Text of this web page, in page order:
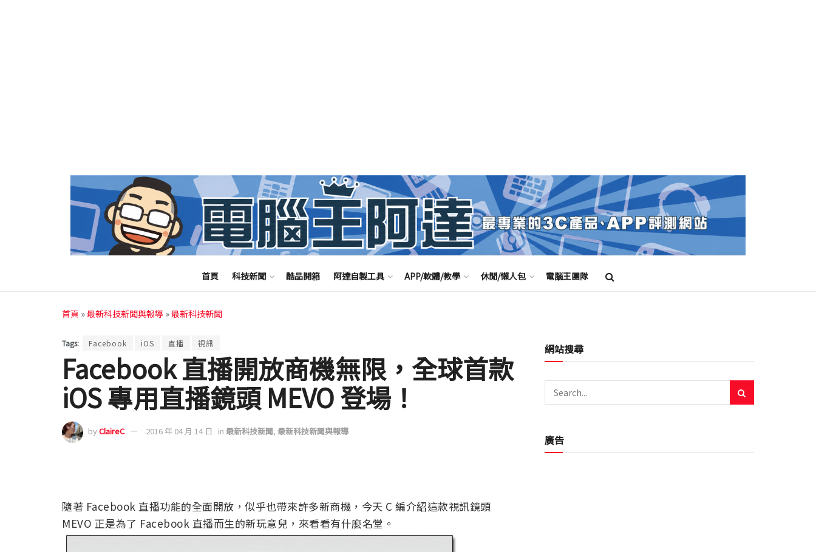
首頁 科技新聞 酷品開箱 阿達自製工具 APP/軟體/教學 休閒/懶人包 電腦王團隊
首頁 »最新科技新聞與報導 »最新科技新聞
Tags: Facebook iOS 直播 視訊
Facebook 直播開放商機無限，全球首款
iOS 專用直播鏡頭 MEVO 登場！
byClaireC 2016 年 04 月 14 日 in 最新科技新聞, 最新科技新聞與報導
隨著 Facebook 直播功能的全面開放，似乎也帶來許多新商機，今天 C 編介紹這款視訊鏡頭
MEVO 正是為了 Facebook 直播而生的新玩意兒，來看看有什麼名堂。
網站搜尋
廣告